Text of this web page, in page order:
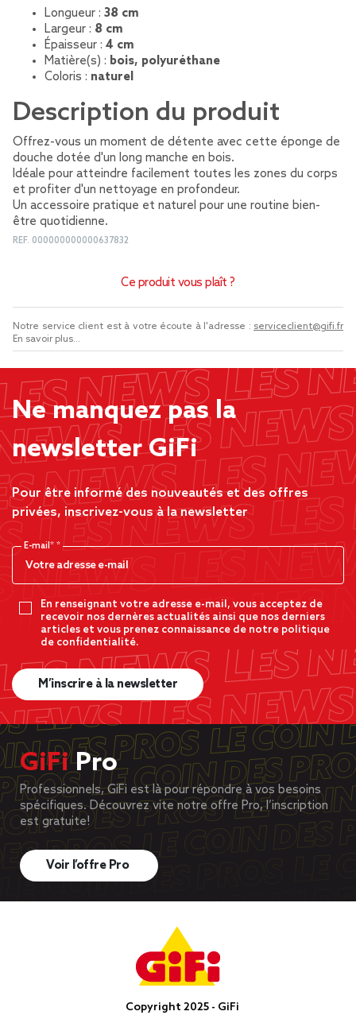
Longueur : 38 cm
Largeur : 8 cm
Épaisseur : 4 cm
Matière(s) : bois, polyuréthane
Coloris : naturel
Description du produit
Offrez-vous un moment de détente avec cette éponge de
douche dotée d'un long manche en bois.
Idéale pour atteindre facilement toutes les zones du corps
et profiter d'un nettoyage en profondeur.
Un accessoire pratique et naturel pour une routine bien-
être quotidienne.
REF. 000000000000637832
Ce produit vous plaît ?
Notre service client est à votre écoute à l'adresse : serviceclient@gifi.fr
En savoir plus...
Ne manquez pas la
newsletter GiFi
Pour être informé des nouveautés et des offres
privées, inscrivez-vous à la newsletter
E-mail*
En renseignant votre adresse e-mail, vous acceptez de
recevoir nos dernères actualités ainsi que nos derniers
articles et vous prenez connaissance de notre politique
de confidentialité.
M’inscrire à la newsletter
GiFiPro
Professionnels, GiFi est là pour répondre à vos besoins
spécifiques. Découvrez vite notre offre Pro, l’inscription
est gratuite!
Voir l’offre Pro
Copyright 2025 - GiFi